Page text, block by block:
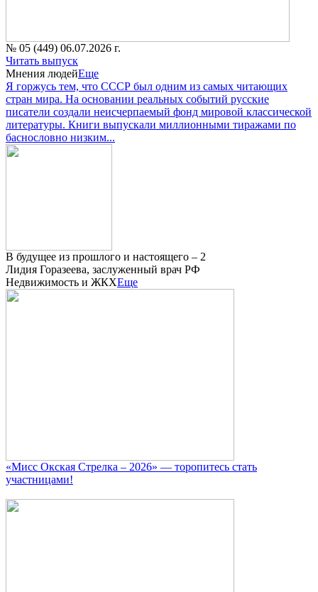
№ 05 (449) 06.07.2026 г.
Читать выпуск
Мнения людейЕще
Я горжусь тем, что СССР был одним из самых читающих
стран мира. На основании реальных событий русские
писатели создали неисчерпаемый фонд мировой классической
литературы. Книги выпускали миллионными тиражами по
баснословно низким...
В будущее из прошлого и настоящего – 2
Лидия Горазеева, заслуженный врач РФ
Недвижимость и ЖКХЕще
«Мисс Окская Стрелка – 2026» — торопитесь стать
участницами!